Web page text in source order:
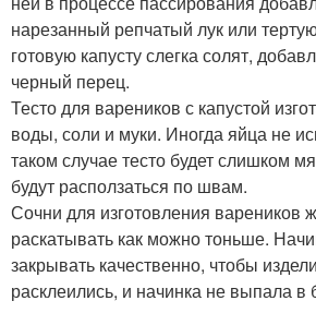
нарезанный репчатый лук или
готовую капусту слегка солят,
черный перец.
Тесто для вареников с капустой
воды, соли и муки. Иногда яйца не
таком случае тесто будет слишком
будут расползаться по швам.
Сочни для изготовления вареников
раскатывать как можно тоньше.
закрывать качественно, чтобы
расклеились, и начинка не выпала в